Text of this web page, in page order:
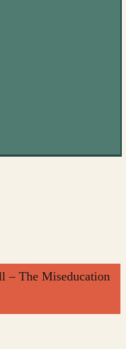
– The Miseducation